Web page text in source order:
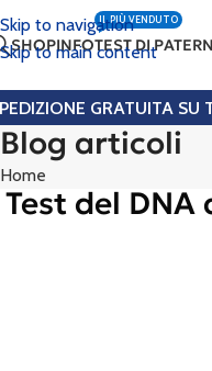
Skip to navigation
Skip to main content
SHOPINFOTEST DI
IL PIÙ VENDUTO
GRATUITA SU
Blog articoli
Home
Test del